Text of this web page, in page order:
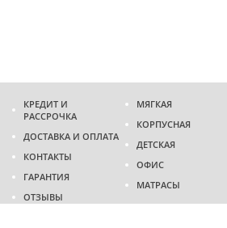
КРЕДИТ И
РАССРОЧКА
ДОСТАВКА И ОПЛАТА
КОНТАКТЫ
ГАРАНТИЯ
ОТЗЫВЫ
МЯГКАЯ
КОРПУСНАЯ
ДЕТСКАЯ
ОФИС
МАТРАСЫ